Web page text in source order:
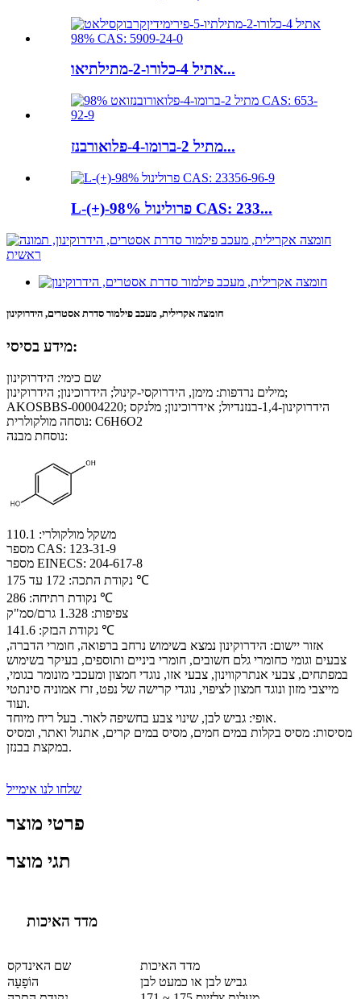
אתיל 4-כלורו-2-מתילתיאו...
מתיל 2-ברומו-4-פלואורבנז...
L-(+)-פרולינול 98% CAS: 233...
חומצה אקרילית, מעכב פילמור סדרת אסטרים, הידרוקינון
מידע בסיסי:
שם כימי: הידרוקינון
מילים נרדפות: מימן, הידרוקסי-קינול; הידרוכינון; הידרוקינון;
AKOSBBS-00004220; הידרוקינון-1,4-בנזנדיול; אידרוכינון; מלנקס
נוסחה מולקולרית: C6H6O2
נוסחת מבנה:
משקל מולקולרי: 110.1
מספר CAS: 123-31-9
מספר EINECS: 204-617-8
נקודת התכה: 172 עד 175 ℃
נקודת רתיחה: 286 ℃
צפיפות: 1.328 גרם/סמ"ק
נקודת הבזק: 141.6 ℃
אזור יישום: הידרוקינון נמצא בשימוש נרחב ברפואה, חומרי הדברה,
צבעים וגומי כחומרי גלם חשובים, חומרי ביניים ותוספים, בעיקר בשימוש
במפתחים, צבעי אנתרקווינון, צבעי אזו, נוגדי חמצון ומעכבי מונומר בגומי,
מייצבי מזון ונוגד חמצון לציפוי, נוגדי קרישה של נפט, זרז אמוניה סינתטי
ועוד.
אופי: גביש לבן, שינוי צבע בחשיפה לאור. בעל ריח מיוחד.
מסיסות: מסיס בקלות במים חמים, מסיס במים קרים, אתנול ואתר, ומסיס
במקצת בבנזן.
שלחו לנו אימייל
פרטי מוצר
תגי מוצר
מדד האיכות
שם האינדקס
מדד האיכות
הוֹפָעָה
גביש לבן או כמעט לבן